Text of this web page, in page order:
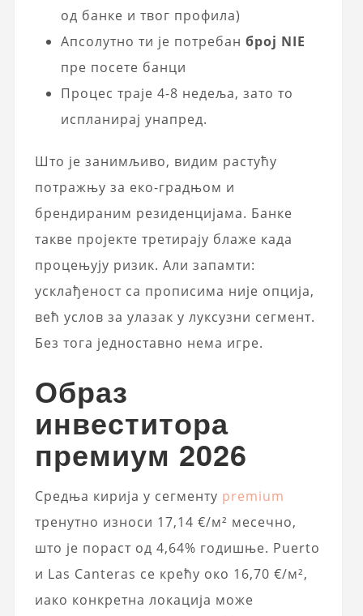
од банке и твог профила)
Апсолутно ти је потребан број NIE
пре посете банци
Процес траје 4-8 недеља, зато то
испланирај унапред.
Што је занимљиво, видим растућу
потражњу за еко-градњом и
брендираним резиденцијама. Банке
такве пројекте третирају блажe када
процењују ризик. Али запамти:
усклађеност са прописима није опција,
већ услов за улазак у луксузни сегмент.
Без тога једноставно нема игре.
Образ
инвеститора
премиум 2026
Средња кирија у сегменту premium
тренутно износи 17,14 €/м² месечно,
што је пораст од 4,64% годишње. Puerto
и Las Canteras се крећу око 16,70 €/м²,
иако конкретна локација може